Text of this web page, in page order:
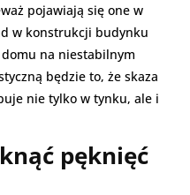
pojawiają się one w
w konstrukcji budynku
na niestabilnym
będzie to, że skaza
nie tylko w tynku, ale i
pęknięć